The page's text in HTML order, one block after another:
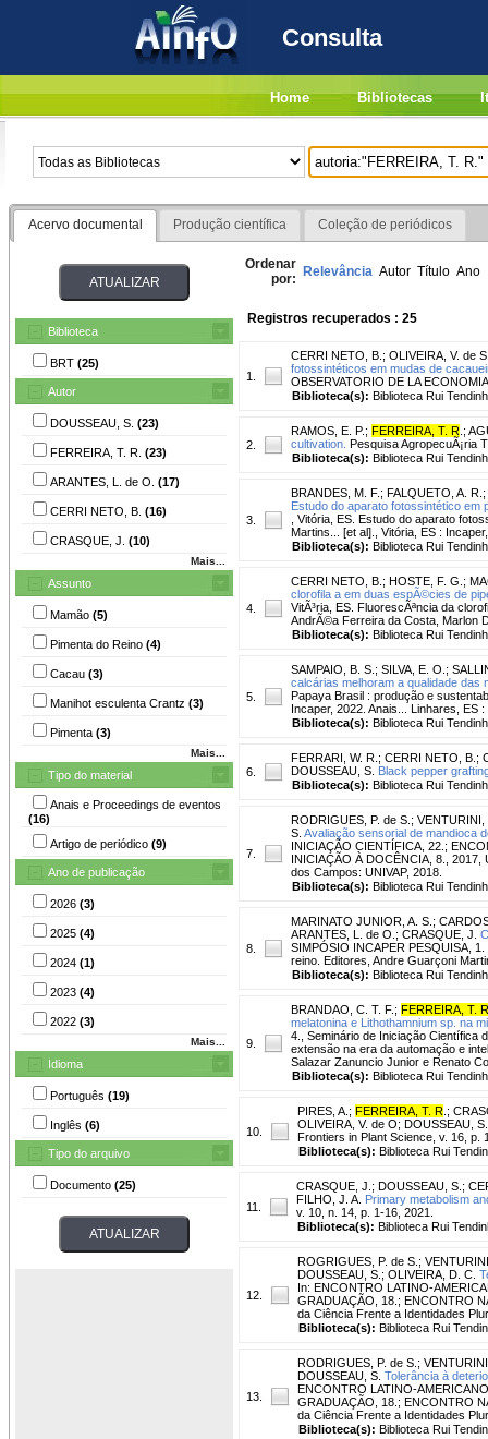
Consulta
Home Bibliotecas
Acervo documental Produção científica Coleção de periódicos
Biblioteca
BRT (25)
Autor
DOUSSEAU, S. (23)
FERREIRA, T. R. (23)
ARANTES, L. de O. (17)
CERRI NETO, B. (16)
CRASQUE, J. (10)
Mais...
Assunto
Mamão (5)
Pimenta do Reino (4)
Cacau (3)
Manihot esculenta Crantz (3)
Pimenta (3)
Mais...
Tipo do material
Anais e Proceedings de eventos
(16)
Artigo de periódico (9)
Ano de publicação
2026 (3)
2025 (4)
2024 (1)
2023 (4)
2022 (3)
Mais...
Idioma
Português (19)
Inglês (6)
Tipo do arquivo
Documento (25)
Ordenar
por: Relevância Autor Título Ano
Registros recuperados : 25
1.
CERRI NETO, B. ; OLIVEIRA, V. de
fotossintéticos em mudas de
OBSERVATORIO DE LA
Biblioteca(s): Biblioteca Rui
2.
RAMOS, E. P. ; FERREIRA, T. R ;
cultivation. Pesquisa AgropecuÃ¡ria
Biblioteca(s): Biblioteca Rui
3.
BRANDES, M. F. ; FALQUETO, A. R. ;
Estudo do aparato fotossintético em
, Vitória, ES. Estudo do aparato
Martins... [et al]., Vitória, ES :
Biblioteca(s): Biblioteca Rui
4.
CERRI NETO, B. ; HOSTE, F. G. ;
clorofila a em duas espÃ©cies de
VitÃ³ria, ES. FluorescÃªncia da
AndrÃ©a Ferreira da Costa, Marlon
Biblioteca(s): Biblioteca Rui
5.
SAMPAIO, B. S. ; SILVA, E. O. ;
calcárias melhoram a qualidade das
Papaya Brasil : produção e
Incaper, 2022. Anais... Linhares, ES
Biblioteca(s): Biblioteca Rui
6.
FERRARI, W. R. ; CERRI NETO, B. ;
DOUSSEAU, S. Black pepper
Biblioteca(s): Biblioteca Rui
7.
RODRIGUES, P. de S. ; VENTURINI,
S. Avaliação sensorial de mandioca
INICIAÇÃO CIENTÍFICA, 22.;
INICIAÇÃO À DOCÊNCIA, 8.,
dos Campos: UNIVAP, 2018.
Biblioteca(s): Biblioteca Rui
8.
MARINATO JUNIOR, A. S. ;
ARANTES, L. de O. ; CRASQUE, J.
SIMPÓSIO INCAPER PESQUISA,
reino. Editores, Andre Guarçoni
Biblioteca(s): Biblioteca Rui
9.
BRANDAO, C. T. F. ; FERREIRA, T. R
melatonina e Lithothamnium sp. na
4., Seminário de Iniciação Científica
extensão na era da automação e
Salazar Zanuncio Junior e Renato
Biblioteca(s): Biblioteca Rui
10.
PIRES, A. ; FERREIRA, T. R ;
OLIVEIRA, V. de O; DOUSSEAU, S.
Frontiers in Plant Science, v. 16, p.
Biblioteca(s): Biblioteca Rui
11.
CRASQUE, J. ; DOUSSEAU, S. ;
FILHO, J. A. Primary metabolism
v. 10, n. 14, p. 1-16, 2021.
Biblioteca(s): Biblioteca Rui
12.
ROGRIGUES, P. de S. ;
DOUSSEAU, S. ; OLIVEIRA, D. C.
In: ENCONTRO LATINO-
GRADUAÇÃO, 18.; ENCONTRO
da Ciência Frente a Identidades
Biblioteca(s): Biblioteca Rui
13.
RODRIGUES, P. de S. ;
DOUSSEAU, S. Tolerância à
ENCONTRO LATINO-
GRADUAÇÃO, 18.; ENCONTRO
da Ciência Frente a Identidades
Biblioteca(s): Biblioteca Rui